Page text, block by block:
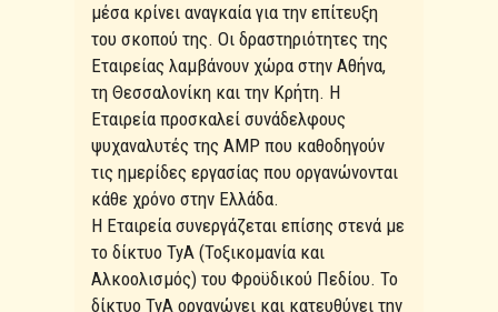
μέσα κρίνει αναγκαία για την επίτευξη
του σκοπού της. Οι δραστηριότητες της
Εταιρείας λαμβάνουν χώρα στην Αθήνα,
τη Θεσσαλονίκη και την Κρήτη. Η
Εταιρεία προσκαλεί συνάδελφους
ψυχαναλυτές της AMP που καθοδηγούν
τις ημερίδες εργασίας που οργανώνονται
κάθε χρόνο στην Ελλάδα.
Η Εταιρεία συνεργάζεται επίσης στενά με
το δίκτυο TyA (Τοξικομανία και
Αλκοολισμός) του Φροϋδικού Πεδίου. Το
δίκτυο TyA οργανώνει και κατευθύνει την